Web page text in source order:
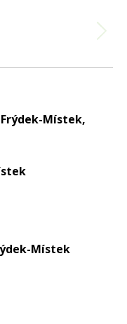
Místek,
Místek